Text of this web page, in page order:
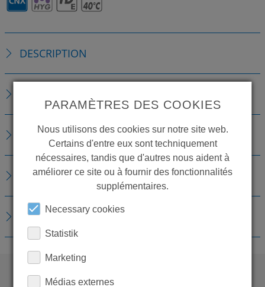
DESCRIPTION
ACCESSOIRES
PIÈCES DE RECHANGE
TÉLÉCHARGEMENTS
PARAMÈTRES DES COOKIES
Nous utilisons des cookies sur notre site web.
Certains d'entre eux sont techniquement
nécessaires, tandis que d'autres nous aident à
améliorer ce site ou à fournir des fonctionnalités
supplémentaires.
Necessary cookies
Statistik
Marketing
Médias externes